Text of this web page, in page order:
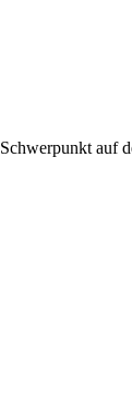
auf